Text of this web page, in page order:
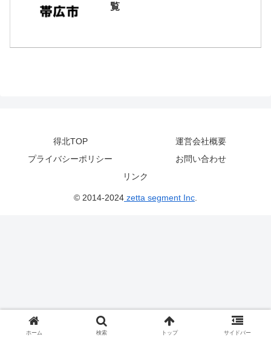
覧
得北TOP
運営会社概要
プライバシーポリシー
お問い合わせ
リンク
© 2014-2024 zetta segment Inc
ホーム 検索 トップ サイドバー